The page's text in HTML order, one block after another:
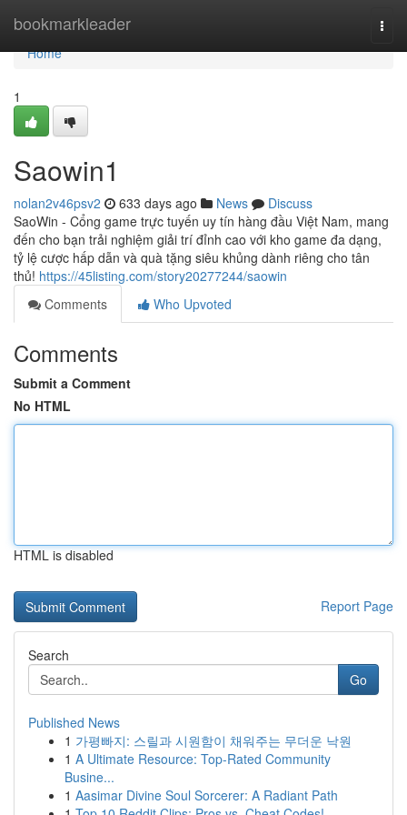
bookmarkleader
Home
Home
1
Saowin1
nolan2v46psv2 633 days ago News
Discuss
SaoWin - Cổng game trực tuyến uy tín hàng đầu Việt Nam, mang
đến cho bạn trải nghiệm giải trí đỉnh cao với kho game đa dạng,
tỷ lệ cược hấp dẫn và quà tặng siêu khủng dành riêng cho tân
thủ! https://45listing.com/story20277244/saowin
Comments
Who Upvoted
Comments
Submit a Comment
No HTML
HTML is disabled
Report Page
Search
Go
Published News
1 가평빠지: 스릴과 시원함이 채워주는 무더운 낙원
1 A Ultimate Resource: Top-Rated Community
Busine...
1 Aasimar Divine Soul Sorcerer: A Radiant Path